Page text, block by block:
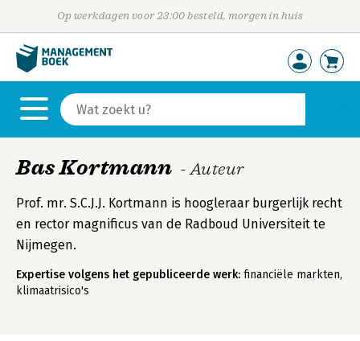
Op werkdagen voor 23:00 besteld, morgen in huis
Bas Kortmann - Auteur
Prof. mr. S.C.J.J. Kortmann is hoogleraar burgerlijk recht
en rector magnificus van de Radboud Universiteit te
Nijmegen.
Expertise volgens het gepubliceerde werk: financiële markten,
klimaatrisico's